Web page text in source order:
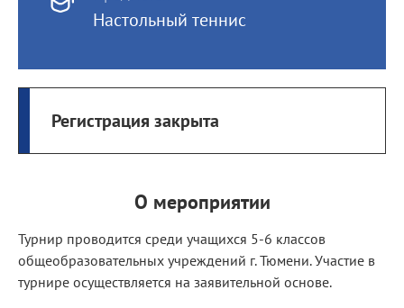
Настольный теннис
Регистрация закрыта
О мероприятии
Турнир проводится среди учащихся 5-6 классов
общеобразовательных учреждений г. Тюмени. Участие в
турнире осуществляется на заявительной основе.